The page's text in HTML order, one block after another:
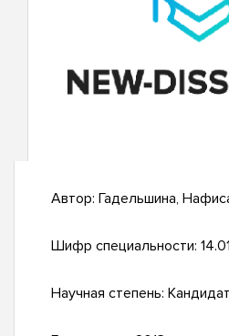
Автор: Гадельшина,
Шифр специальности:
Научная степень: